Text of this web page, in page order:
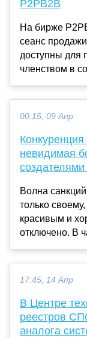
P2PB2B
На бирже
сеанс
доступны для
членством в
00:15, 09 Апр
невидимая
Волна
только
красивым и
отключено. В
17:45, 14 Апр
В Центре
реестров
аналога